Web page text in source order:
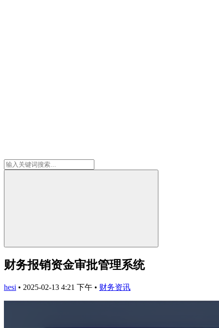
财务报销资金审批管理系统
hesi • 2025-02-13 4:21 下午 • 财务资讯